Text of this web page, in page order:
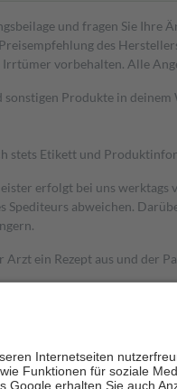
und fragen Sie
des
vorbehalten. Alle
Produkte in
stets Etikett und
erfolgt bei uns
abweichen.
ein Rezept aus und der
Zuzahlung zehn Prozent
Gesundheit zu stärken und